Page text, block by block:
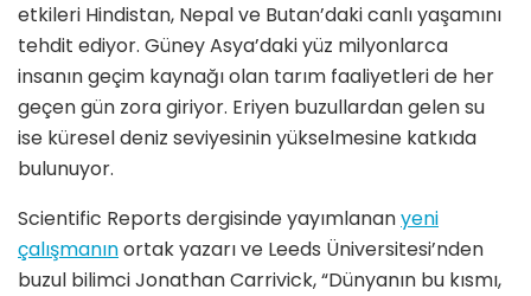
etkileri Hindistan, Nepal ve Butan’daki canlı yaşamını
tehdit ediyor. Güney Asya’daki yüz milyonlarca
insanın geçim kaynağı olan tarım faaliyetleri de her
geçen gün zora giriyor. Eriyen buzullardan gelen su
ise küresel deniz seviyesinin yükselmesine katkıda
bulunuyor.
Scientific Reports dergisinde yayımlananyeni
çalışmanınortak yazarı ve Leeds Üniversitesi’nden
buzul bilimci Jonathan Carrivick, “Dünyanın bu kısmı,